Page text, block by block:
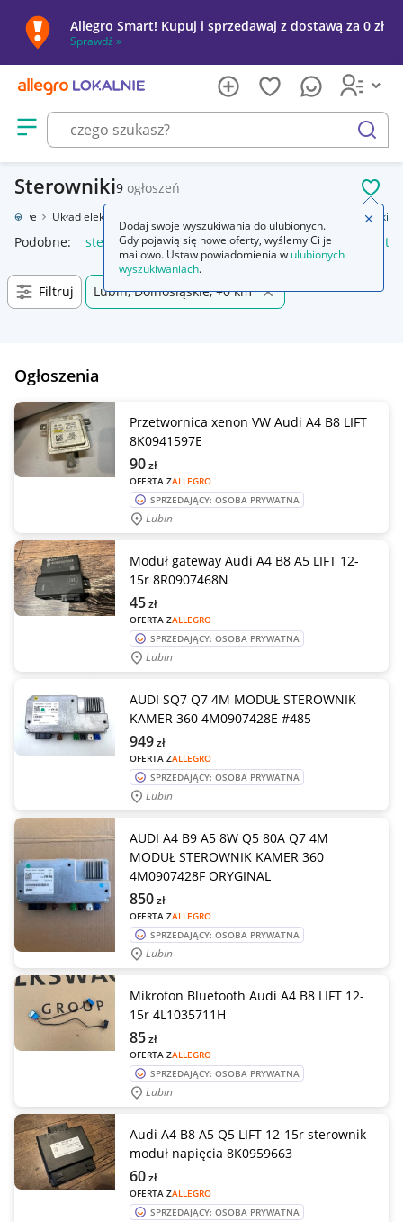
Allegro Smart! Kupuj i sprzedawaj z dostawą za 0 zł
Sprawdź »
Otwórz menu z kategoriami
szukaj
Sterowniki9 ogłoszeń
Układ elektryczny, zapłon Sterowniki
Podobne: sterownik sterownik silnika sterowniki i
Filtruj Lubin, Dolnośląskie, +0 km
Ogłoszenia
Przetwornica xenon VW Audi A4 B8 LIFT
8K0941597E
OFERTA ZALLEGRO
90zł
SPRZEDAJĄCY: OSOBA PRYWATNA
Lubin
Moduł gateway Audi A4 B8 A5 LIFT 12-
15r 8R0907468N
OFERTA ZALLEGRO
45zł
SPRZEDAJĄCY: OSOBA PRYWATNA
Lubin
AUDI SQ7 Q7 4M MODUŁ STEROWNIK
KAMER 360 4M0907428E #485
OFERTA ZALLEGRO
949zł
SPRZEDAJĄCY: OSOBA PRYWATNA
Lubin
AUDI A4 B9 A5 8W Q5 80A Q7 4M
MODUŁ STEROWNIK KAMER 360
4M0907428F ORYGINAL
OFERTA ZALLEGRO
850zł
SPRZEDAJĄCY: OSOBA PRYWATNA
Lubin
Mikrofon Bluetooth Audi A4 B8 LIFT 12-
15r 4L1035711H
OFERTA ZALLEGRO
85zł
SPRZEDAJĄCY: OSOBA PRYWATNA
Lubin
Audi A4 B8 A5 Q5 LIFT 12-15r sterownik
moduł napięcia 8K0959663
OFERTA ZALLEGRO
60zł
SPRZEDAJĄCY: OSOBA PRYWATNA
Dodaj swoje wyszukiwania do ulubionych.
Gdy pojawią się nowe oferty, wyślemy Ci je
mailowo. Ustaw powiadomienia w ulubionych
wyszukiwaniach.